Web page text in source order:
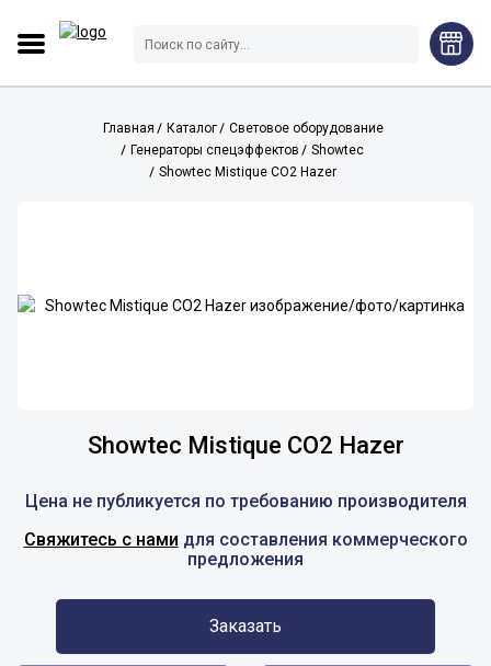
Главная Каталог
Световое оборудование
Генераторы спецэффектов
Showtec
Showtec Mistique CO2 Hazer
Showtec Mistique CO2 Hazer
Цена не публикуется по требованию производителя
Свяжитесь с нами для составления коммерческого
предложения
Заказать